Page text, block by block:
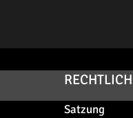
Satzung